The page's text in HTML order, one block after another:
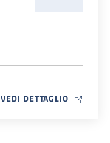
VEDI DETTAGLIO MAP ICON